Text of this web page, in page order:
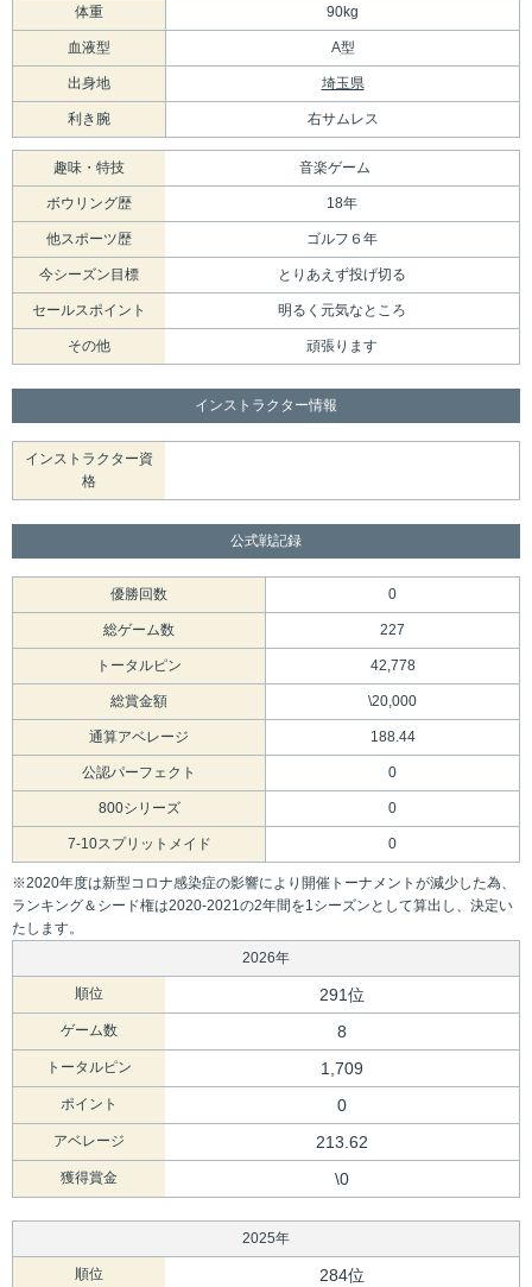
体重 90kg
血液型 A型
出身地 埼玉県
利き腕 右サムレス
趣味・特技 音楽ゲーム
ボウリング歴 18年
他スポーツ歴 ゴルフ６年
今シーズン目標 とりあえず投げ切る
セールスポイント 明るく元気なところ
その他 頑張ります
インストラクター情報
インストラクター資
格
公式戦記録
優勝回数 0
総ゲーム数 227
トータルピン 42,778
総賞金額 \20,000
通算アベレージ 188.44
公認パーフェクト 0
800シリーズ 0
7-10スプリットメイド 0
※2020年度は新型コロナ感染症の影響により開催トーナメントが減少した為、
ランキング＆シード権は2020-2021の2年間を1シーズンとして算出し、決定い
たします。
2026年
順位 291位
ゲーム数 8
トータルピン 1,709
ポイント 0
アベレージ 213.62
獲得賞金 \0
2025年
順位 284位